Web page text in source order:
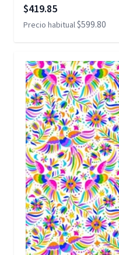
Precio especial
$419.85
Precio habitual$599.80